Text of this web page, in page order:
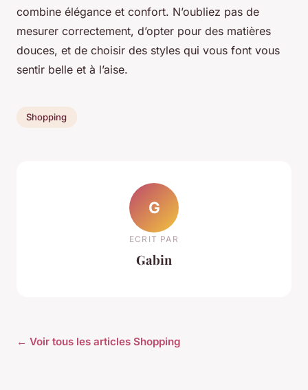
combine élégance et confort. N’oubliez pas de
mesurer correctement, d’opter pour des matières
douces, et de choisir des styles qui vous font vous
sentir belle et à l’aise.
Shopping
G
ECRIT PAR
Gabin
← Voir tous les articles Shopping